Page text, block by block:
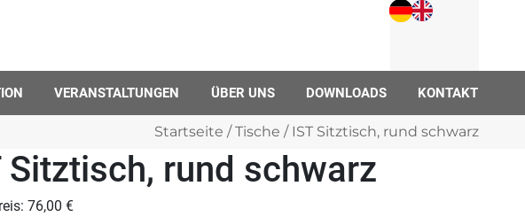
VERANSTALTUNGEN ÜBER UNS DOWNLOADS KONTAKT
Startseite /Tische / IST Sitztisch, rund schwarz
Sitztisch, rund schwarz
76,00 €